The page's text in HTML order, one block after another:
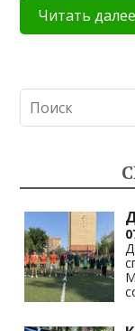
Читать далее